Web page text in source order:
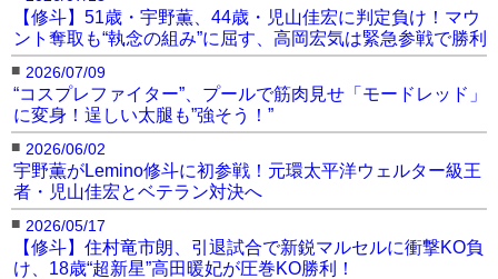
下からセットし… 上になり殴る！ 秒殺一本勝ちした
【動画】中島陸が”秒殺”一本勝ちの瞬間！
/／#Lemino修斗Vol.6#レミノで無料生配信中
【修斗】51歳・宇野薫、44歳・児山佳宏に判定負け！マウ
ント奪取も“執念の組み”に屈す、高岡宏気は緊急参戦で勝利
■ 2026/07/09
“コスプレファイター”、プールで筋肉見せ「モードレッド」
に変身！逞しい太腿も”強そう！”
■ 2026/06/02
宇野薫がLemino修斗に初参戦！元環太平洋ウェルター級王
者・児山佳宏とベテラン対決へ
■ 2026/05/17
【修斗】住村竜市朗、引退試合で新鋭マルセルに衝撃KO負
け、18歳“超新星”高田暖妃が圧巻KO勝利！